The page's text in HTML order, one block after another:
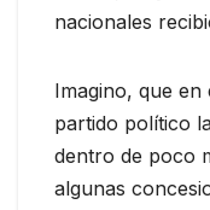
nacionales
Imagino, que
partido político
dentro de poco
algunas